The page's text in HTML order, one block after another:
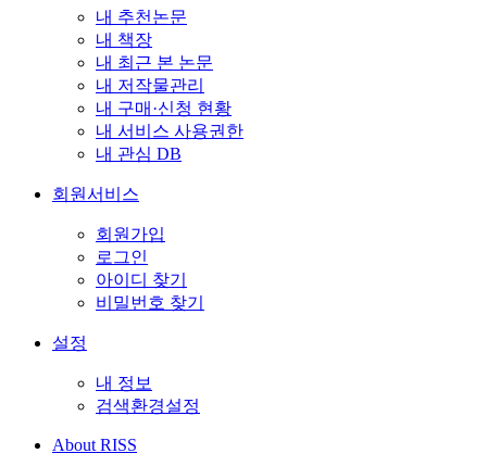
내 추천논문
내 책장
내 최근 본 논문
내 저작물관리
내 구매·신청 현황
내 서비스 사용권한
내 관심 DB
회원서비스
회원가입
로그인
아이디 찾기
비밀번호 찾기
설정
내 정보
검색환경설정
About RISS